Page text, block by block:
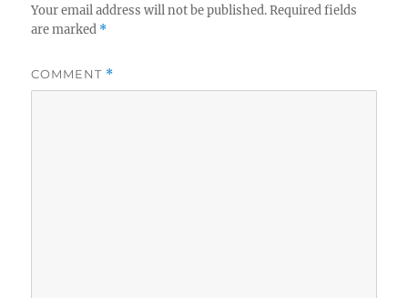
Your email address will not be published. Required fields
are marked *
COMMENT *